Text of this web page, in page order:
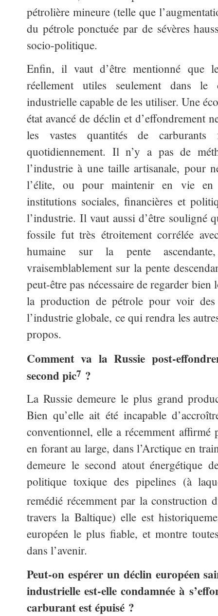
pétrolière mineure (telle que
du pétrole ponctuée par de sévères
socio-politique.
Enfin, il vaut d’être mentionné que
réellement utiles seulement dans le
industrielle capable de les utiliser. Une
état avancé de déclin et d’effondrement
les vastes quantités de
quotidiennement. Il n’y a pas de
l’industrie à une taille artisanale, pour
l’élite, ou pour maintenir en vie en
institutions sociales, financières et
l’industrie. Il vaut aussi d’être souligné
fossile fut très étroitement corrélée
humaine sur la pente
vraisemblablement sur la pente
peut-être pas nécessaire de regarder
la production de pétrole pour voir des
l’industrie globale, ce qui rendra les
propos.
Comment va la Russie post-
second pic7 ?
La Russie demeure le plus grand
Bien qu’elle ait été incapable
conventionnel, elle a récemment
en forant au large, dans l’Arctique en
demeure le second atout énergétique
politique toxique des pipelines (à
remédié récemment par la construction
travers la Baltique) elle est
européen le plus fiable, et montre
dans l’avenir.
Peut-on espérer un déclin européen
industrielle est-elle condamnée à
carburant est épuisé ?